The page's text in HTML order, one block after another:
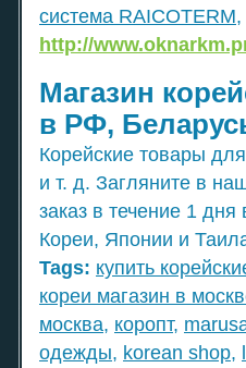
система RAICOTERM,
http://
Магазин
в РФ,
Корейские товары
и т. д. Загляните в
заказ в течение 1
Кореи, Японии и
Tags: купить
кореи магазин в
москва, коропт,
одежды, korean shop,